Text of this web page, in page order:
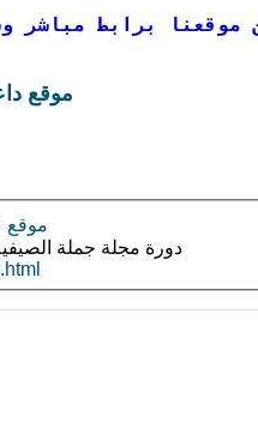
موقعنا برابط مباشر
موقع
موقع
دورة مجلة جملة